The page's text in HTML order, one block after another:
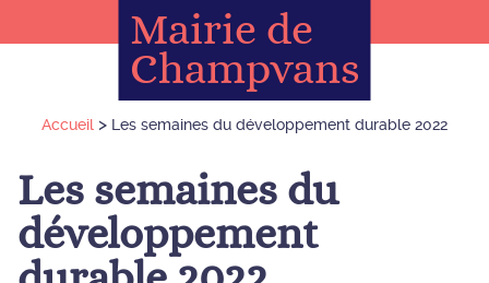
Mairie de
Champvans
Accueil > Les semaines du développement durable 2022
Les semaines du
développement